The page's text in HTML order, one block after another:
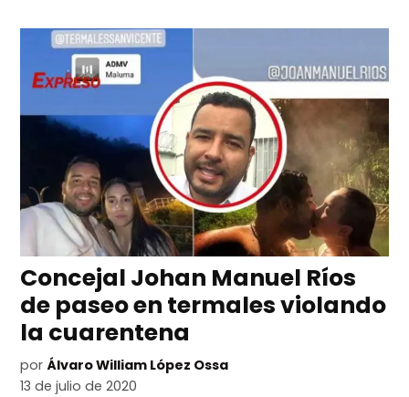
Concejal Johan Manuel Ríos
de paseo en termales violando
la cuarentena
por Álvaro William López Ossa
13 de julio de 2020